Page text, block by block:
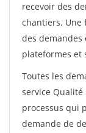
recevoir des
chantiers. Une
des demandes
plateformes et
Toutes les
service Qualité
processus qui
demande de